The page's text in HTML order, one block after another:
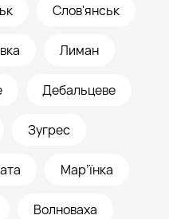
Слов'янськ
Лиман
Дебальцеве
Зугрес
Мар’їнка
Волноваха